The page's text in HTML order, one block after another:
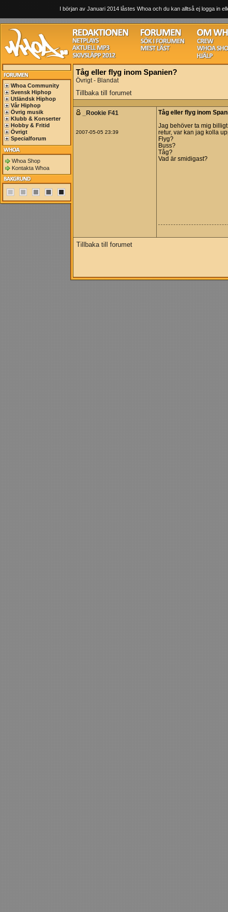
I början av Januari 2014 låstes Whoa och du kan alltså ej logga in
Whoa Community
Svensk Hiphop
Utländsk Hiphop
Vår Hiphop
Övrig musik
Klubb & Konserter
Hobby & Fritid
Övrigt
Specialforum
Whoa Shop
Kontakta Whoa
Tåg eller flyg inom Spanien?
Övrigt - Blandat
Tillbaka till forumet
_Rookie F41
2007-05-05 23:39
Tåg eller flyg inom
Jag behöver ta mig
retur, var kan jag kolla
Flyg?
Buss?
Tåg?
Vad är smidigast?
Tillbaka till forumet